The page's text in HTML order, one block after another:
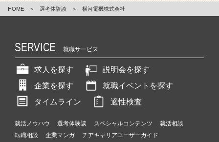
r
HOME ＞ 選考体験談 ＞ 横河電機株式会社
SERVICE 就職サービス
求人を探す
説明会を探す
企業を探す
就職イベントを探す
タイムライン
適性検査
就活ノウハウ 選考体験談 スペシャルコンテンツ
就活相談
転職相談
企業マンガ チアキャリアユーザーガイド